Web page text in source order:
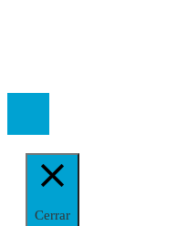
Cerrar